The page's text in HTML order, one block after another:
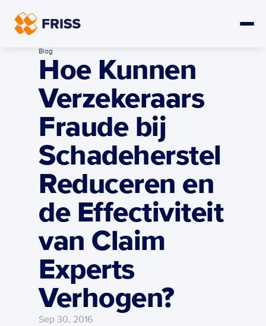
Blog
Hoe Kunnen
Verzekeraars
Fraude bij
Schadeherstel
Reduceren en
de Effectiviteit
van Claim
Experts
Verhogen?
Sep 30, 2016